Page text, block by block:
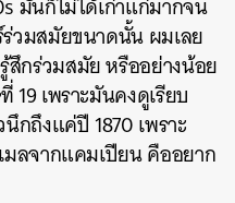
วมสมัยขนาดนั้น ผมเลย
กร่วมสมัย หรืออย่างน้อย
เพราะมันคงดูเรียบ
กถึงแค่ปี 1870 เพราะ
มลจากแคมเปียน คืออยาก